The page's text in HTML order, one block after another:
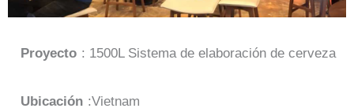
Proyecto : 1500L Sistema de elaboración de cerveza
Ubicación :Vietnam